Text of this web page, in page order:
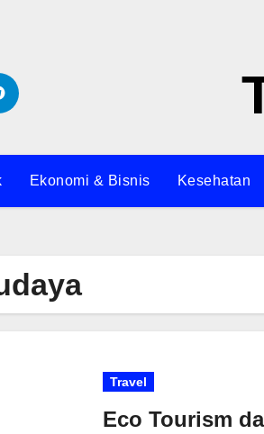
Ekonomi & Bisnis Kesehatan
Travel
Eco Tourism